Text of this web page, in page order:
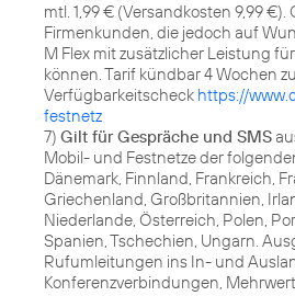
mtl. 1,99 € (Versandkosten 9,99
Firmenkunden, die jedoch auf
M Flex mit zusätzlicher Leistung
können. Tarif kündbar 4 Wochen
Verfügbarkeitscheck https://
festnetz
7) Gilt für Gespräche und SMS
Mobil- und Festnetze der
Dänemark, Finnland, Frankreich,
Griechenland, Großbritannien,
Niederlande, Österreich, Polen,
Spanien, Tschechien, Ungarn.
Rufumleitungen ins In- und
Konferenzverbindungen,